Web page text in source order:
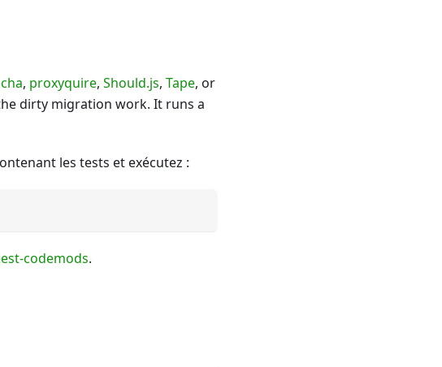
, proxyquire, Should.js, Tape, or
dirty migration work. It runs a
les tests et exécutez :
codemods.